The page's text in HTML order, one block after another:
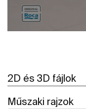
2D és 3D fájlok
Műszaki rajzok